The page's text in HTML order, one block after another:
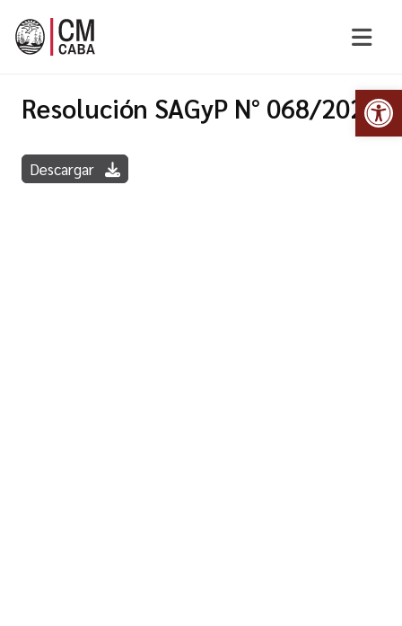
Resolución SAGyP N° 068/2024
Descargar